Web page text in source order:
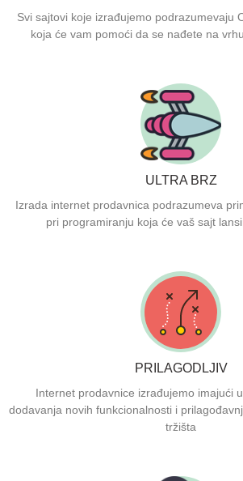
Svi sajtovi koje izrađujemo podrazumevaju
koja će vam pomoći da se nađete na
ULTRA BRZ
Izrada internet prodavnica podrazumeva
pri programiranju koja će vaš sajt
PRILAGODLJIV
Internet prodavnice izrađujemo imajući
dodavanja novih funkcionalnosti i
tržišta